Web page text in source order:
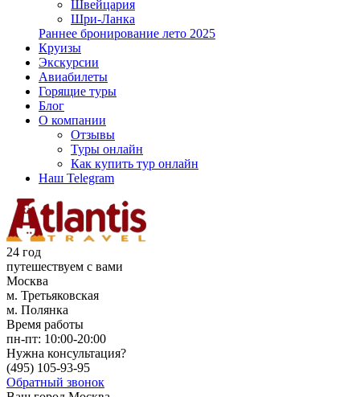
Швейцария
Шри-Ланка
Раннее бронирование лето 2025
Круизы
Экскурсии
Авиабилеты
Горящие туры
Блог
О компании
Отзывы
Туры онлайн
Как купить тур онлайн
Наш Telegram
24 год
путешествуем с вами
Москва
м. Третьяковская
м. Полянка
Время работы
пн-пт: 10:00-20:00
Нужна консультация?
(495) 105-93-95
Обратный звонок